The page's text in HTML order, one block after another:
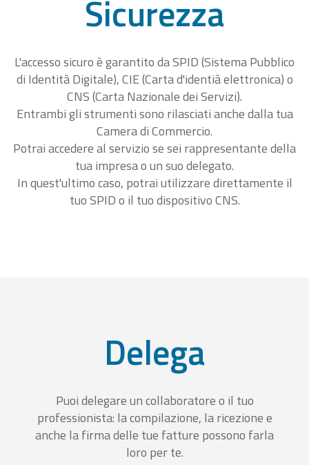
Sicurezza
L'accesso sicuro è garantito da SPID (Sistema Pubblico
di Identità Digitale), CIE (Carta d'identià elettronica) o
CNS (Carta Nazionale dei Servizi).
Entrambi gli strumenti sono rilasciati anche dalla tua
Camera di Commercio.
Potrai accedere al servizio se sei rappresentante della
tua impresa o un suo delegato.
In quest'ultimo caso, potrai utilizzare direttamente il
tuo SPID o il tuo dispositivo CNS.
Delega
Puoi delegare un collaboratore o il tuo
professionista: la compilazione, la ricezione e
anche la firma delle tue fatture possono farla
loro per te.